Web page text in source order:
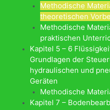
Methodische
theoretischen
Methodische
praktischen
Kapitel 5 – 6
Grundlagen der
hydraulischen und
Geräten
Methodische
Kapitel 7 –